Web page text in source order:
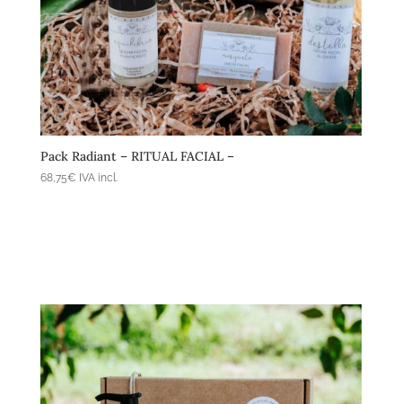
Pack Radiant – RITUAL FACIAL –
68,75€ IVA incl.
Afegeix a la cistella